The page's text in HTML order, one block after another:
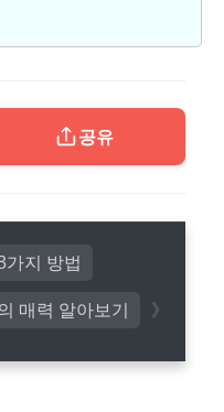
공유
매력 알아보기
지 방법